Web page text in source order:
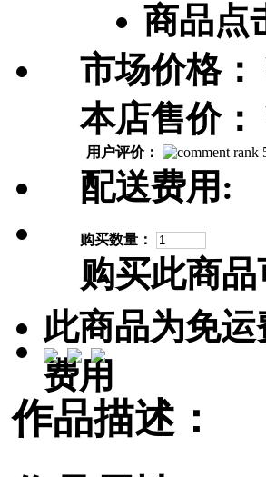
商品点
市场价格：
本店售价：
用户评价：
配送费用:
购买数量：
购买此商品
此商品为免
费用
作品描述：